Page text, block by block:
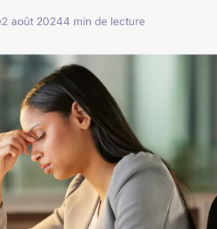
2 août 20244 min de lecture